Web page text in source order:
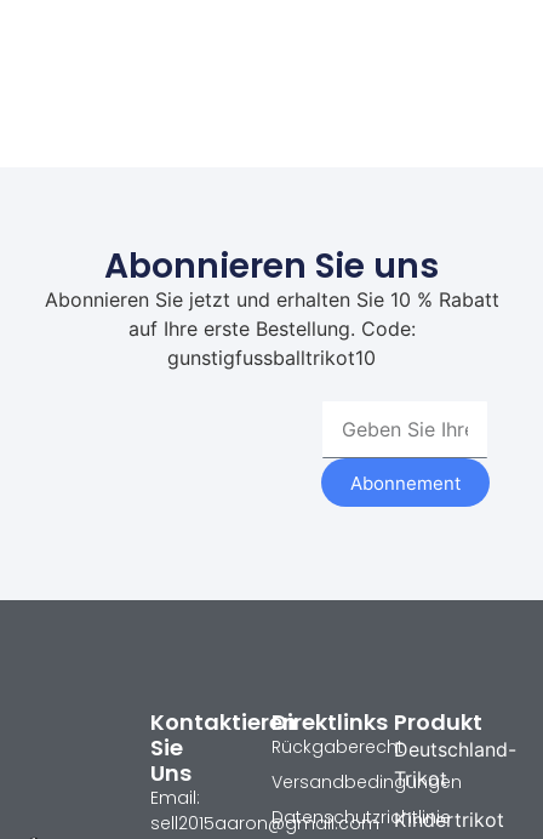
Abonnieren Sie uns
Abonnieren Sie jetzt und erhalten Sie 10 % Rabatt
auf Ihre erste Bestellung. Code:
gunstigfussballtrikot10
Abonnement
Produkt
Deutschland-
Trikot
Kindertrikot
Direktlinks
Rückgaberecht
Versandbedingungen
Datenschutzrichtlinie
Kontaktieren
Sie
Uns
Email:
sell2015aaron@gmail.com